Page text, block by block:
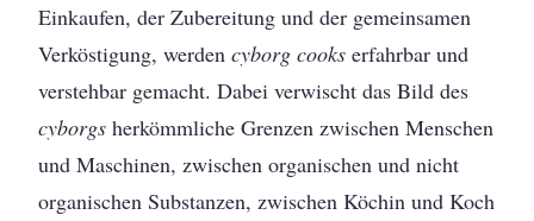
Einkaufen, der Zubereitung und der gemeinsamen
Verköstigung, werdencyborg cookserfahrbar und
verstehbar gemacht. Dabei verwischt das Bild des
cyborgs herkömmliche Grenzen zwischen Menschen
und Maschinen, zwischen organischen und nicht
organischen Substanzen, zwischen Köchin und Koch